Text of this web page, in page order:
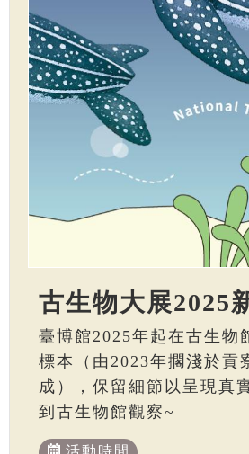
古生物大展2025
臺博館2025年起在古生物
標本（由2023年擱淺於貢
成），保留細節以呈現真
到古生物館觀察~